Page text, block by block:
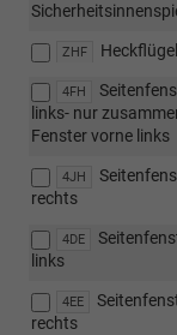
ZHF
4FH
links- nur
Fenster vorne links
4JH
rechts
4DE
links
4EE
rechts